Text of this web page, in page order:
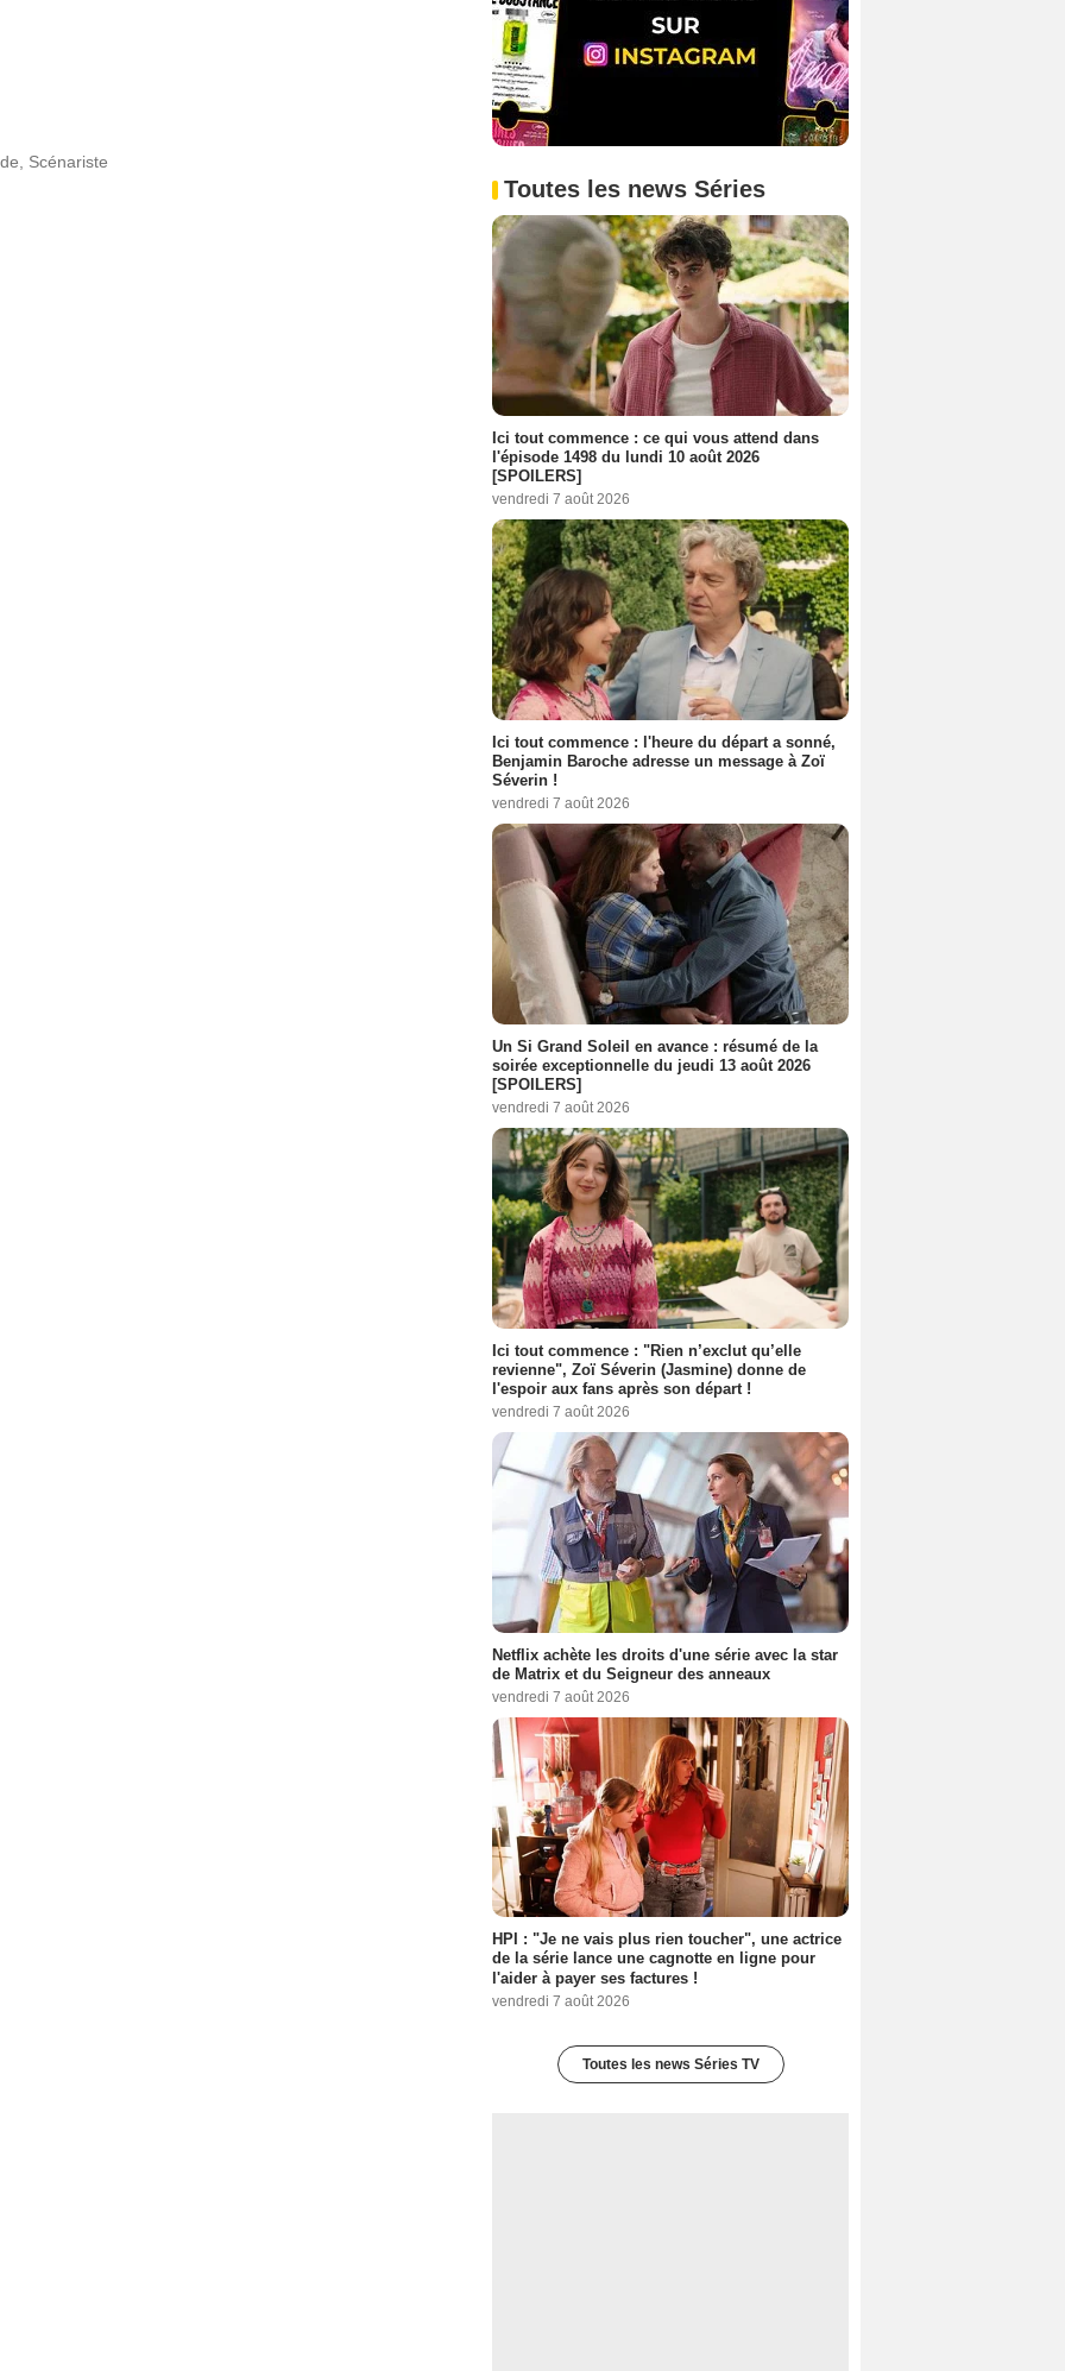
Scénariste
Toutes les news Séries
Ici tout commence : ce qui vous attend dans
l'épisode 1498 du lundi 10 août 2026
[SPOILERS]
vendredi 7 août 2026
Ici tout commence : l'heure du départ a sonné,
Benjamin Baroche adresse un message à Zoï
Séverin !
vendredi 7 août 2026
Un Si Grand Soleil en avance : résumé de la
soirée exceptionnelle du jeudi 13 août 2026
[SPOILERS]
vendredi 7 août 2026
Ici tout commence : "Rien n’exclut qu’elle
revienne", Zoï Séverin (Jasmine) donne de
l'espoir aux fans après son départ !
vendredi 7 août 2026
Netflix achète les droits d'une série avec la star
de Matrix et du Seigneur des anneaux
vendredi 7 août 2026
HPI : "Je ne vais plus rien toucher", une actrice
de la série lance une cagnotte en ligne pour
l'aider à payer ses factures !
vendredi 7 août 2026
Toutes les news Séries TV